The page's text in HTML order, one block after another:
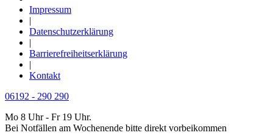
Impressum
|
Datenschutzerklärung
|
Barrierefreiheitserklärung
|
Kontakt
06192 - 290 290
Mo 8 Uhr - Fr 19 Uhr.
Bei Notfällen am Wochenende bitte direkt vorbeikommen